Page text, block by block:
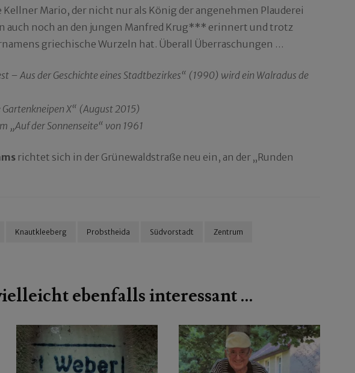
Mario, der nicht nur als König der angenehmen Plauderei
auch noch an den jungen Manfred Krug*** erinnert und trotz
griechische Wurzeln hat. Überall Überraschungen …
– Aus der Geschichte eines Stadtbezirkes“ (1990) wird ein Walradus de
X“ (August 2015)
„Auf der Sonnenseite“ von 1961
richtet sich in der Grünewaldstraße neu ein, an der „Runden
Knautkleeberg Probstheida Südvorstadt Zentrum
ebenfalls interessant …